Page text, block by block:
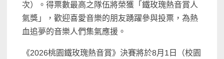
次）。得票數最高之隊伍將榮獲「鐵玫瑰熱音賞人
氣獎」，歡迎喜愛音樂的朋友踴躍參與投票，為熱
血追夢的音樂人們集氣應援。
《2026桃園鐵玫瑰熱音賞》決賽將於8月1日（校園